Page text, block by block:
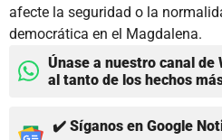
afecte la seguridad o la
democrática en el Magdalena.
Únase a nuestro canal de
al tanto de los hechos
✔️ Síganos en Google